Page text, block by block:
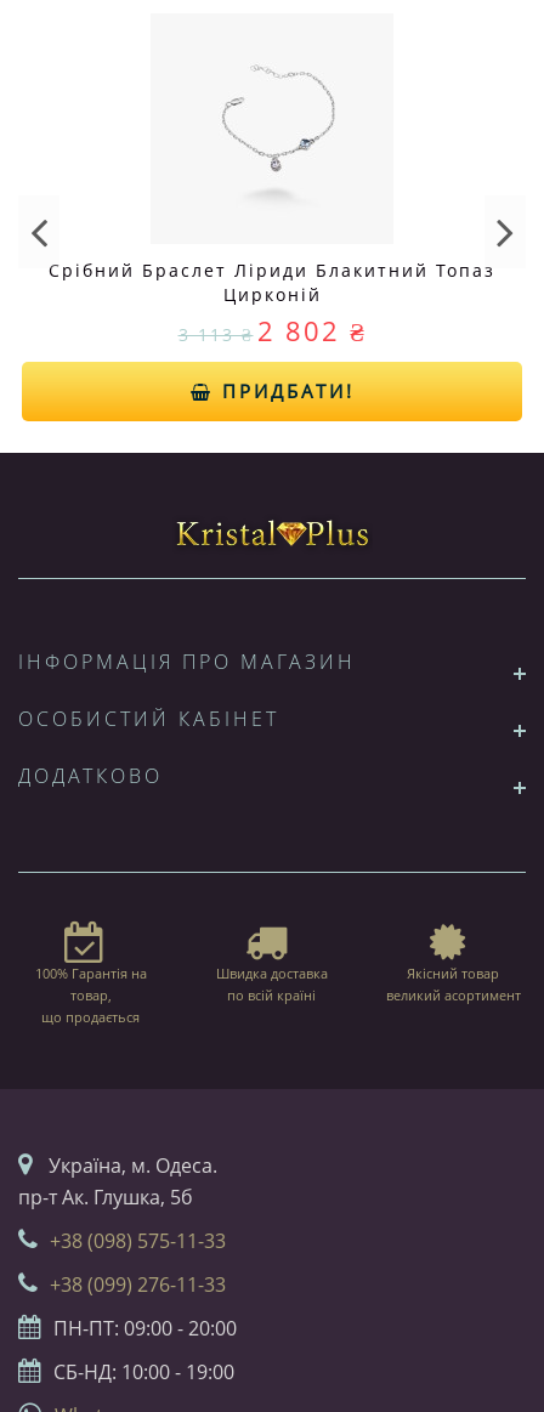
Срібний Браслет Ліриди Блакитний Топаз
Цирконій
3 113 ₴ 2 802 ₴
ПРИДБАТИ!
ІНФОРМАЦІЯ ПРО МАГАЗИН
ОСОБИСТИЙ КАБІНЕТ
ДОДАТКОВО
100% Гарантія на
товар,
що продається
Швидка доставка
по всій країні
Якісний товар
великий асортимент
Українa, м. Одеса.
пр-т Ак. Глушка, 5б
+38 (098) 575-11-33
+38 (099) 276-11-33
ПН-ПТ: 09:00 - 20:00
СБ-НД: 10:00 - 19:00